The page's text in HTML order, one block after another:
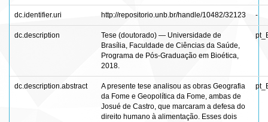
dc.identifier.uri http://repositorio.unb.br/handle/10482/32123 -
dc.description
Tese (doutorado) — Universidade de
Brasília, Faculdade de Ciências da Saúde,
Programa de Pós-Graduação em Bioética,
2018.
dc.description.abstract
A presente tese analisou as obras Geografia
da Fome e Geopolítica da Fome, ambas de
Josué de Castro, que marcaram a defesa do
direito humano à alimentação. Esses dois